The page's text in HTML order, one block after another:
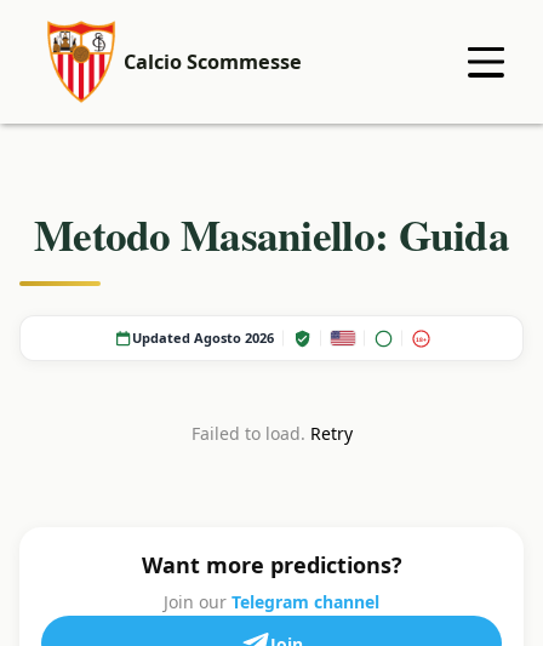
Calcio Scommesse
Metodo Masaniello: Guida
Updated Agosto 2026 18+
Failed to load. Retry
Want more predictions?
Join our Telegram channel